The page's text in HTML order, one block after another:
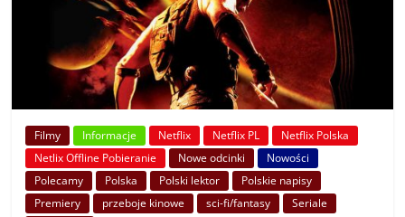
Filmy Informacje Netflix Netflix PL
Netflix Polska
Netlix Offline Pobieranie
Nowe odcinki
Nowości
Polecamy
Polska Polski lektor
Polskie napisy
Premiery
przeboje kinowe sci-fi/fantasy
Seriale